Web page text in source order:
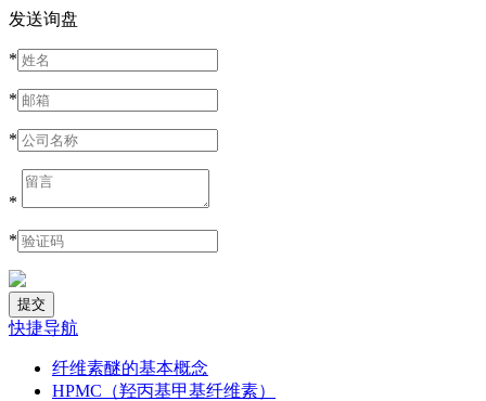
发送询盘
*
*
*
*
*
快捷导航
纤维素醚的基本概念
HPMC（羟丙基甲基纤维素）